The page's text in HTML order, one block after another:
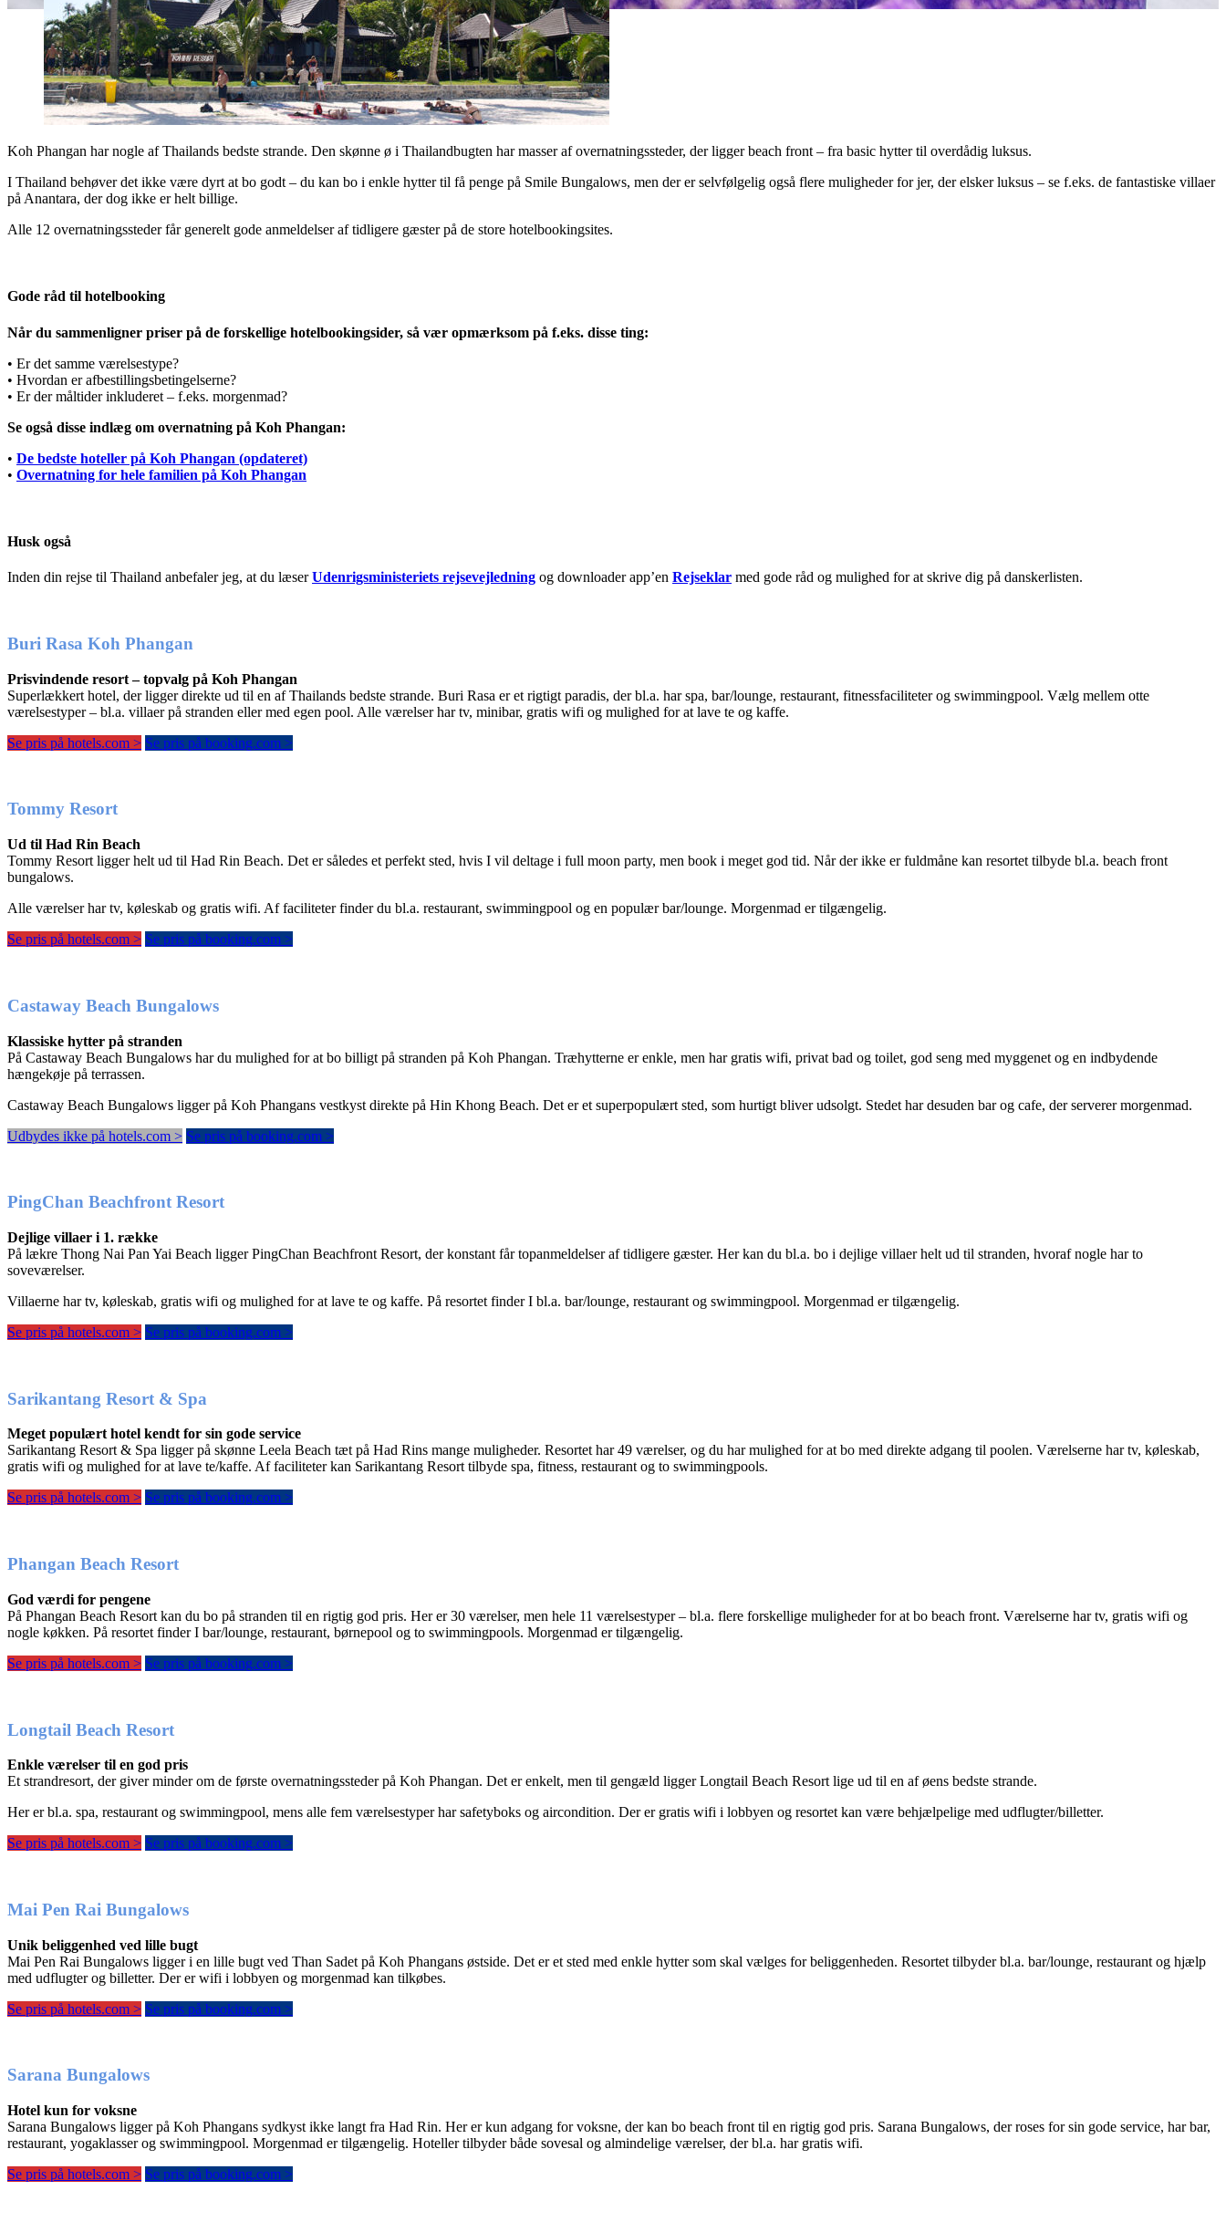
Koh Phangan har nogle af Thailands bedste strande. Den skønne ø i Thailandbugten har masser af overnatningssteder, der ligger beach front – fra basic hytter til overdådig luksus.
I Thailand behøver det ikke være dyrt at bo godt – du kan bo i enkle hytter til få penge på Smile Bungalows, men der er selvfølgelig også flere muligheder for jer, der elsker luksus – se f.eks. de fantastiske villaer
på Anantara, der dog ikke er helt billige.
Alle 12 overnatningssteder får generelt gode anmeldelser af tidligere gæster på de store hotelbookingsites.
Gode råd til hotelbooking
Når du sammenligner priser på de forskellige hotelbookingsider, så vær opmærksom på f.eks. disse ting:
• Er det samme værelsestype?
• Hvordan er afbestillingsbetingelserne?
• Er der måltider inkluderet – f.eks. morgenmad?
Se også disse indlæg om overnatning på Koh Phangan:
• De bedste hoteller på Koh Phangan (opdateret)
• Overnatning for hele familien på Koh Phangan
Husk også
Inden din rejse til Thailand anbefaler jeg, at du læserUdenrigsministeriets rejsevejledning og downloader app’en Rejseklar med gode råd og mulighed for at skrive dig på danskerlisten.
Buri Rasa Koh Phangan
Prisvindende resort – topvalg på Koh Phangan
Superlækkert hotel, der ligger direkte ud til en af Thailands bedste strande. Buri Rasa er et rigtigt paradis, der bl.a. har spa, bar/lounge, restaurant, fitnessfaciliteter og swimmingpool. Vælg mellem otte
værelsestyper – bl.a. villaer på stranden eller med egen pool. Alle værelser har tv, minibar, gratis wifi og mulighed for at lave te og kaffe.
Se pris på hotels.com > Se pris på booking.com >
Tommy Resort
Ud til Had Rin Beach
Tommy Resort ligger helt ud til Had Rin Beach. Det er således et perfekt sted, hvis I vil deltage i full moon party, men book i meget god tid. Når der ikke er fuldmåne kan resortet tilbyde bl.a. beach front
bungalows.
Alle værelser har tv, køleskab og gratis wifi. Af faciliteter finder du bl.a. restaurant, swimmingpool og en populær bar/lounge. Morgenmad er tilgængelig.
Se pris på hotels.com > Se pris på booking.com >
Castaway Beach Bungalows
Klassiske hytter på stranden
På Castaway Beach Bungalows har du mulighed for at bo billigt på stranden på Koh Phangan. Træhytterne er enkle, men har gratis wifi, privat bad og toilet, god seng med myggenet og en indbydende
hængekøje på terrassen.
Castaway Beach Bungalows ligger på Koh Phangans vestkyst direkte på Hin Khong Beach. Det er et superpopulært sted, som hurtigt bliver udsolgt. Stedet har desuden bar og cafe, der serverer morgenmad.
Udbydes ikke på hotels.com > Se pris på booking.com >
PingChan Beachfront Resort
Dejlige villaer i 1. række
På lækre Thong Nai Pan Yai Beach ligger PingChan Beachfront Resort, der konstant får topanmeldelser af tidligere gæster. Her kan du bl.a. bo i dejlige villaer helt ud til stranden, hvoraf nogle har to
soveværelser.
Villaerne har tv, køleskab, gratis wifi og mulighed for at lave te og kaffe. På resortet finder I bl.a. bar/lounge, restaurant og swimmingpool. Morgenmad er tilgængelig.
Se pris på hotels.com > Se pris på booking.com >
Sarikantang Resort & Spa
Meget populært hotel kendt for sin gode service
Sarikantang Resort & Spa ligger på skønne Leela Beach tæt på Had Rins mange muligheder. Resortet har 49 værelser, og du har mulighed for at bo med direkte adgang til poolen. Værelserne har tv, køleskab,
gratis wifi og mulighed for at lave te/kaffe. Af faciliteter kan Sarikantang Resort tilbyde spa, fitness, restaurant og to swimmingpools.
Se pris på hotels.com > Se pris på booking.com >
Phangan Beach Resort
God værdi for pengene
På Phangan Beach Resort kan du bo på stranden til en rigtig god pris. Her er 30 værelser, men hele 11 værelsestyper – bl.a. flere forskellige muligheder for at bo beach front. Værelserne har tv, gratis wifi og
nogle køkken. På resortet finder I bar/lounge, restaurant, børnepool og to swimmingpools. Morgenmad er tilgængelig.
Se pris på hotels.com > Se pris på booking.com >
Longtail Beach Resort
Enkle værelser til en god pris
Et strandresort, der giver minder om de første overnatningssteder på Koh Phangan. Det er enkelt, men til gengæld ligger Longtail Beach Resort lige ud til en af øens bedste strande.
Her er bl.a. spa, restaurant og swimmingpool, mens alle fem værelsestyper har safetyboks og aircondition. Der er gratis wifi i lobbyen og resortet kan være behjælpelige med udflugter/billetter.
Se pris på hotels.com > Se pris på booking.com >
Mai Pen Rai Bungalows
Unik beliggenhed ved lille bugt
Mai Pen Rai Bungalows ligger i en lille bugt ved Than Sadet på Koh Phangans østside. Det er et sted med enkle hytter som skal vælges for beliggenheden. Resortet tilbyder bl.a. bar/lounge, restaurant og hjælp
med udflugter og billetter. Der er wifi i lobbyen og morgenmad kan tilkøbes.
Se pris på hotels.com > Se pris på booking.com >
Sarana Bungalows
Hotel kun for voksne
Sarana Bungalows ligger på Koh Phangans sydkyst ikke langt fra Had Rin. Her er kun adgang for voksne, der kan bo beach front til en rigtig god pris. Sarana Bungalows, der roses for sin gode service, har bar,
restaurant, yogaklasser og swimmingpool. Morgenmad er tilgængelig. Hoteller tilbyder både sovesal og almindelige værelser, der bl.a. har gratis wifi.
Se pris på hotels.com > Se pris på booking.com >